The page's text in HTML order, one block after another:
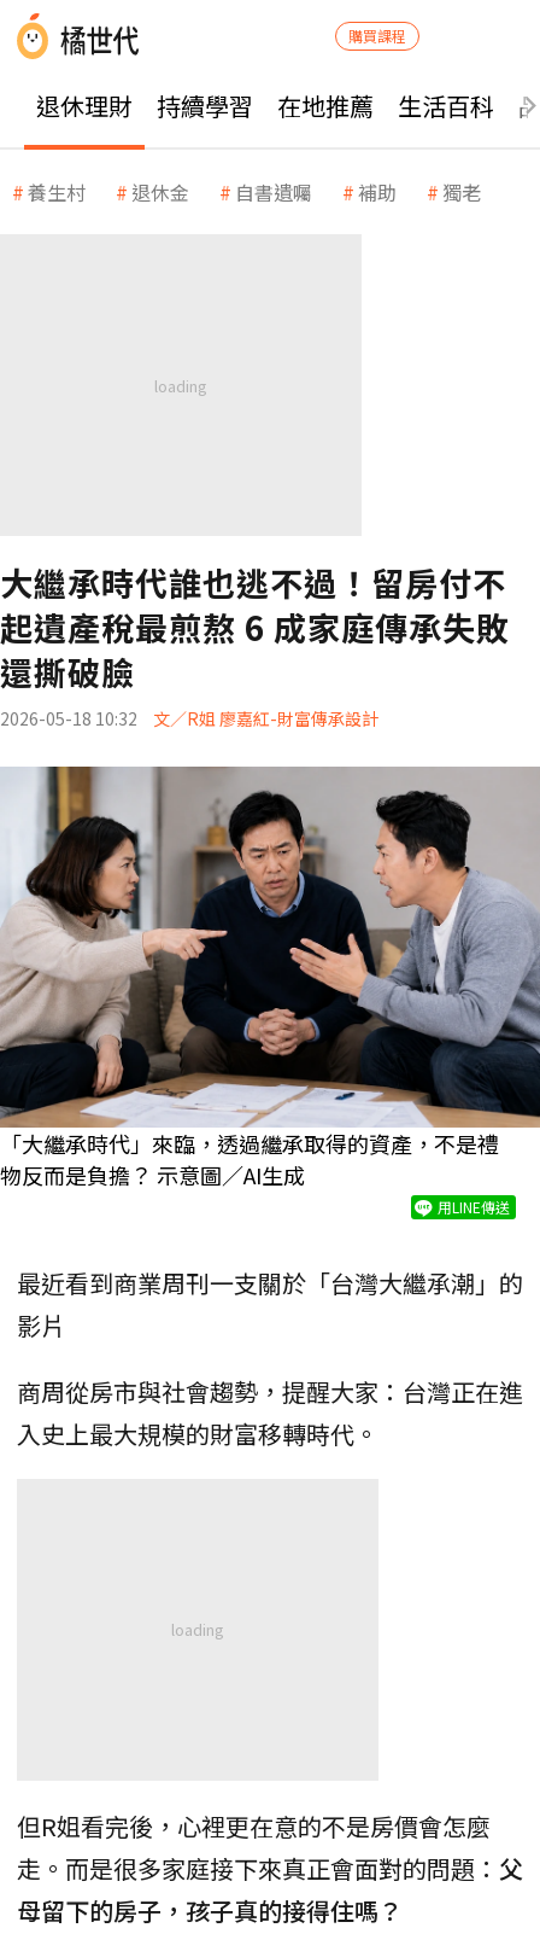
購買課程
退休理財 持續學習 在地推薦 生活百科
養生村 退休金 自書遺囑 補助 獨老
大繼承時代誰也逃不過！留房付不
起遺產稅最煎熬 6 成家庭傳承失敗
還撕破臉
2026-05-18 10:32 文／R姐 廖嘉紅-財富傳承設計
「大繼承時代」來臨，透過繼承取得的資產，不是禮
物反而是負擔？ 示意圖／AI生成
用LINE傳送
最近看到商業周刊一支關於「台灣大繼承潮」的
影片
商周從房市與社會趨勢，提醒大家：台灣正在進
入史上最大規模的財富移轉時代。
但R姐看完後，心裡更在意的不是房價會怎麼
走。而是很多家庭接下來真正會面對的問題： 父
母留下的房子，孩子真的接得住嗎？